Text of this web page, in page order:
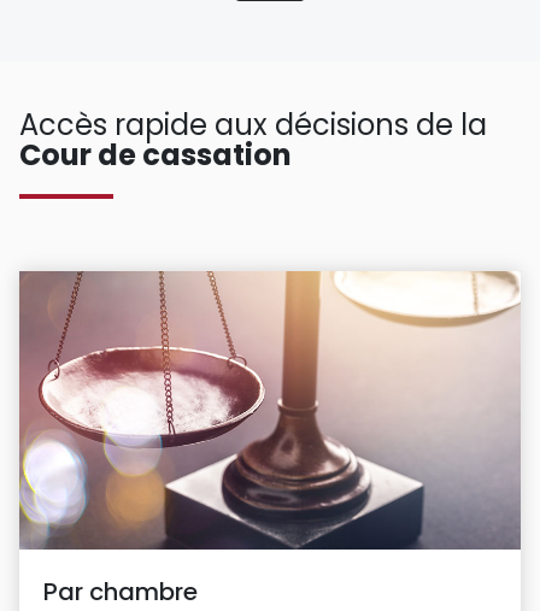
Accès rapide aux décisions de la
Cour de cassation
Par chambre